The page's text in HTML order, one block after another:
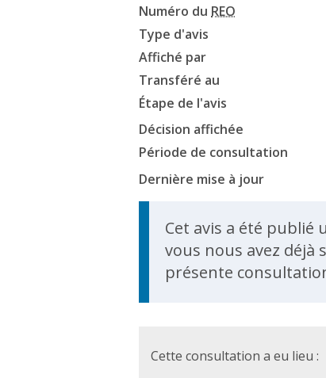
Numéro du REO
Type d'avis
Affiché par
Transféré au
Étape de l'avis
Décision affichée
Période de consultation
Dernière mise à jour
Update
Cet avis a été publié
vous nous avez déjà
présente
Cette consultation a eu lieu :